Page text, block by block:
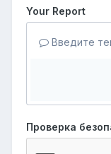
Your Report
Введите
Проверка